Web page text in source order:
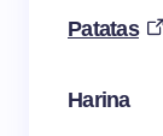
Patatas
Harina